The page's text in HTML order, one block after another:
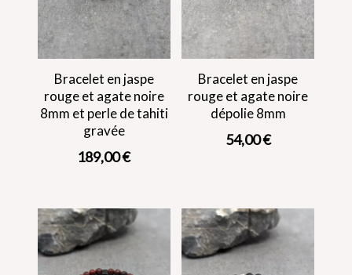
Bracelet en jaspe
rouge et agate noire
8mm et perle de tahiti
gravée
189,00€
Bracelet en jaspe
rouge et agate noire
dépolie 8mm
54,00€